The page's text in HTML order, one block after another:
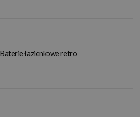
Baterie łazienkowe retro